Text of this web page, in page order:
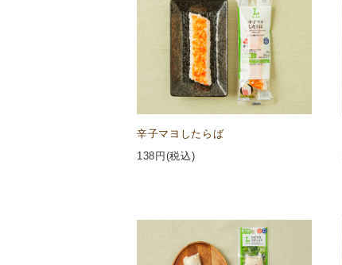
辛子マヨしたらば
138 円(税込)